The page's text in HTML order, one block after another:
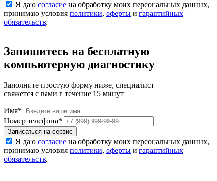
Я даю согласие на обработку моих персональных данных,
принимаю условия политики, оферты и гарантийных
обязательств.
Запишитесь на бесплатную
компьютерную диагностику
Заполните простую форму ниже, специалист
свяжется с вами в течение 15 минут
Имя*
Номер телефона*
Записаться на сервис
Я даю согласие на обработку моих персональных данных,
принимаю условия политики, оферты и гарантийных
обязательств.